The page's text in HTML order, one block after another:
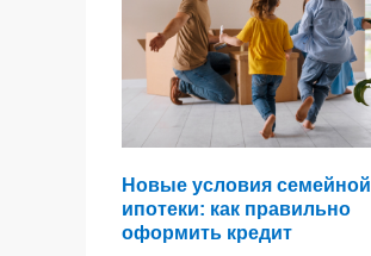
Новые условия семейной
ипотеки: как правильно
оформить кредит